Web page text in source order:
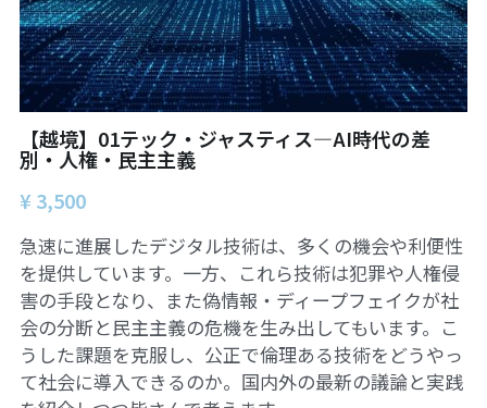
【越境】01テック・ジャスティス―AI時代の差
別・人権・民主主義
¥ 3,500
急速に進展したデジタル技術は、多くの機会や利便性
を提供しています。一方、これら技術は犯罪や人権侵
害の手段となり、また偽情報・ディープフェイクが社
会の分断と民主主義の危機を生み出してもいます。こ
うした課題を克服し、公正で倫理ある技術をどうやっ
て社会に導入できるのか。国内外の最新の議論と実践
PARC田んぼお米販売
01テック・ジャスティス
02「自由と平等」の国の帝国主義
03人権を保障するのは誰か？
04パレスチナをどう学ぶ？教える？
05「共に生きる」ための社会調査
11鎌田慧 時代を描く・ルポルタージュの現場か
ら